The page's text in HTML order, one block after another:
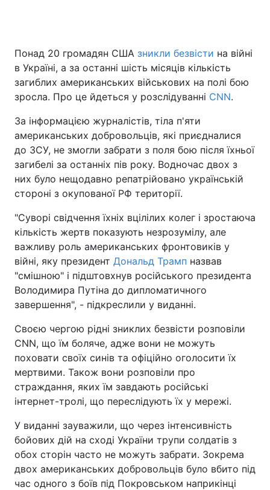
Понад 20 громадян США зникли безвісти на війні
в Україні, а за останні шість місяців кількість
загиблих американських військових на полі бою
зросла. Про це йдеться у розслідуванні CNN.
За інформацією журналістів, тіла п'яти
американських добровольців, які приєдналися
до ЗСУ, не змогли забрати з поля бою після їхньої
загибелі за останніх пів року. Водночас двох з
них було нещодавно репатрійовано українській
стороні з окупованої РФ території.
"Суворі свідчення їхніх вцілілих колег і зростаюча
кількість жертв показують незрозумілу, але
важливу роль американських фронтовиків у
війні, яку президент Дональд Трамп назвав
"смішною" і підштовхнув російського президента
Володимира Путіна до дипломатичного
завершення", - підкреслили у виданні.
Своєю чергою рідні зниклих безвісти розповіли
CNN, що їм боляче, адже вони не можуть
поховати своїх синів та офіційно оголосити їх
мертвими. Також вони розповіли про
страждання, яких їм завдають російські
інтернет-тролі, що переслідують їх у мережі.
У виданні зауважили, що через інтенсивність
бойових дій на сході України трупи солдатів з
обох сторін часто не можуть забрати. Зокрема
двох американських добровольців було вбито під
час одного з боїв під Покровськом наприкінці